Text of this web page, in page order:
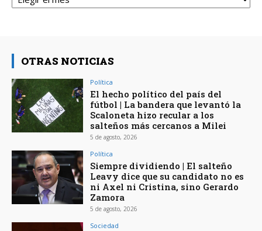
OTRAS NOTICIAS
Política
El hecho político del país del
fútbol | La bandera que levantó la
Scaloneta hizo recular a los
salteños más cercanos a Milei
5 de agosto, 2026
Política
Siempre dividiendo | El salteño
Leavy dice que su candidato no es
ni Axel ni Cristina, sino Gerardo
Zamora
5 de agosto, 2026
Sociedad